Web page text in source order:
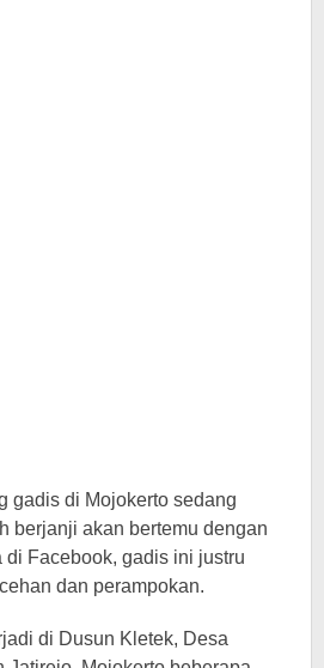
gadis di Mojokerto sedang
berjanji akan bertemu dengan
di Facebook, gadis ini justru
dan perampokan.
di Dusun Kletek, Desa